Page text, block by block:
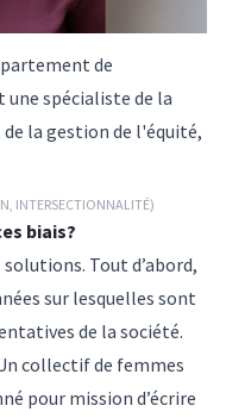
de
spécialiste de la
la gestion de l'équité,
INTERSECTIONNALITÉ)
biais?
solutions. Tout d’abord,
sur lesquelles sont
de la société.
collectif de femmes
pour mission d’écrire